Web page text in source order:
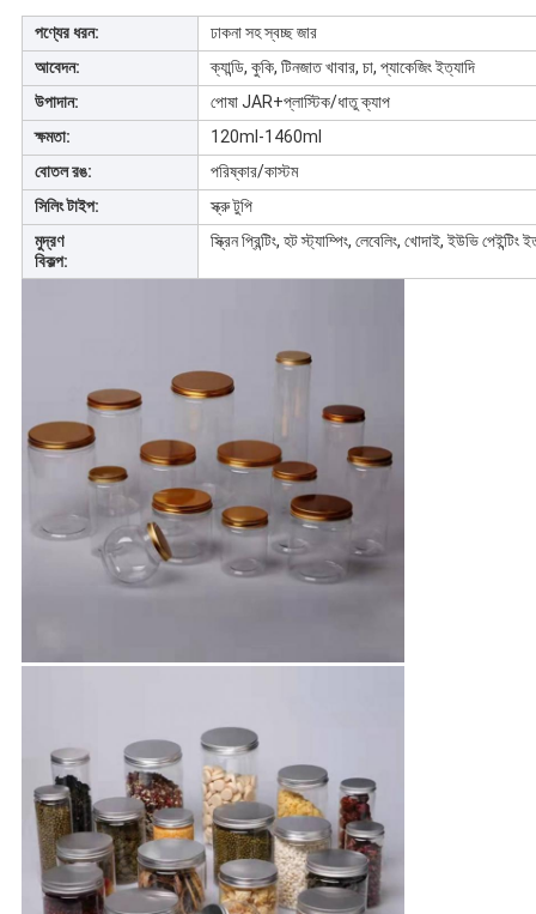
পণ্যের ধরন:
ঢাকনা সহ স্বচ্ছ জার
আবেদন:
ক্যান্ডি, কুকি, টিনজাত খাবার, চা, প্যাকেজিং ইত্যাদি
উপাদান:
পোষা JAR+প্লাস্টিক/ধাতু ক্যাপ
ক্ষমতা:
120ml-1460ml
বোতল রঙ:
পরিষ্কার/কাস্টম
সিলিং টাইপ:
স্ক্রু টুপি
মুদ্রণ
বিকল্প:
স্ক্রিন প্রিন্টিং, হট স্ট্যাম্পিং, লেবেলিং, খোদাই, ইউভি পেইন্টিং